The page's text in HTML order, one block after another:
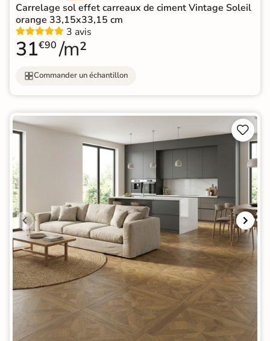
Carrelage sol effet carreaux de ciment Vintage Soleil
orange 33,15x33,15 cm
3 avis
31€90 /m²
Commander un échantillon

